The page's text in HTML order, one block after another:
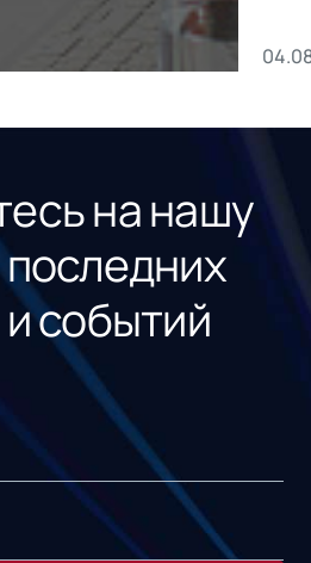
на нашу
событий